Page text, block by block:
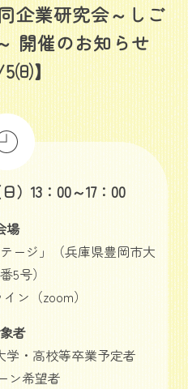
企業研究会～しご
開催のお知らせ
㈰】
）13：00～17：00
場
ージ」（兵庫県豊岡市大
5号）
ン（zoom）
者
学・高校等卒業予定者
ン希望者